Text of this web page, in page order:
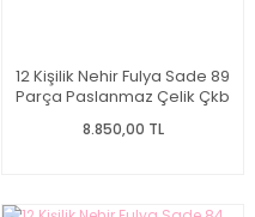
12 Kişilik Nehir Fulya Sade 89
Parça Paslanmaz Çelik Çkb
8.850,00 TL